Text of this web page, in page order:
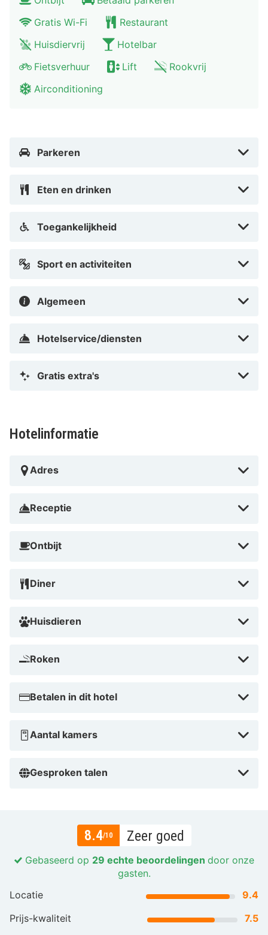
Gratis Wi-Fi
Restaurant
Huisdiervrij
Hotelbar
Fietsverhuur
Lift
Rookvrij
Airconditioning
Parkeren
Eten en drinken
Toegankelijkheid
Sport en activiteiten
Algemeen
Hotelservice/diensten
Gratis extra's
Hotelinformatie
Adres
Receptie
Ontbijt
Diner
Huisdieren
Roken
Betalen in dit hotel
Aantal kamers
Gesproken talen
8.4/10 Zeer goed
Gebaseerd op 29 echte beoordelingen door onze
gasten.
Locatie
9.4
Prijs-kwaliteit
7.5